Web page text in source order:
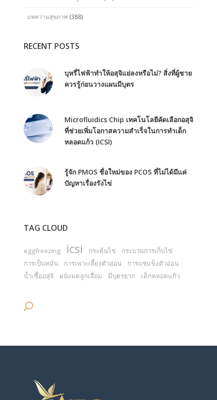
บทความสุขภาพ (388)
RECENT POSTS
บุหรี่ไฟฟ้าทำให้อสุจิแย่ลงหรือไม่? สิ่งที่ผู้ชาย
ควรรู้ก่อนวางแผนมีบุตร
Microfluidics Chip เทคโนโลยีคัดเลือกอสุจิ
ที่ช่วยเพิ่มโอกาสความสำเร็จในการทำเด็ก
หลอดแก้ว (ICSI)
รู้จัก PMOS ชื่อใหม่ของ PCOS ที่ไม่ได้มีแค่
ปัญหาเรื่องรังไข่
TAG CLOUD
eggfreezing icsi กระตุ้นไข่
กระบวนการเก็บไข่
การเป็นหมัน
การเพาะเลี้ยงตัวอ่อน
การแช่แข็งตัวอ่อน
น้ำเชื้ออสุจิ
ผนังมดลูกเสื่อม มีบุตรยาก เด็กหลอดแก้ว